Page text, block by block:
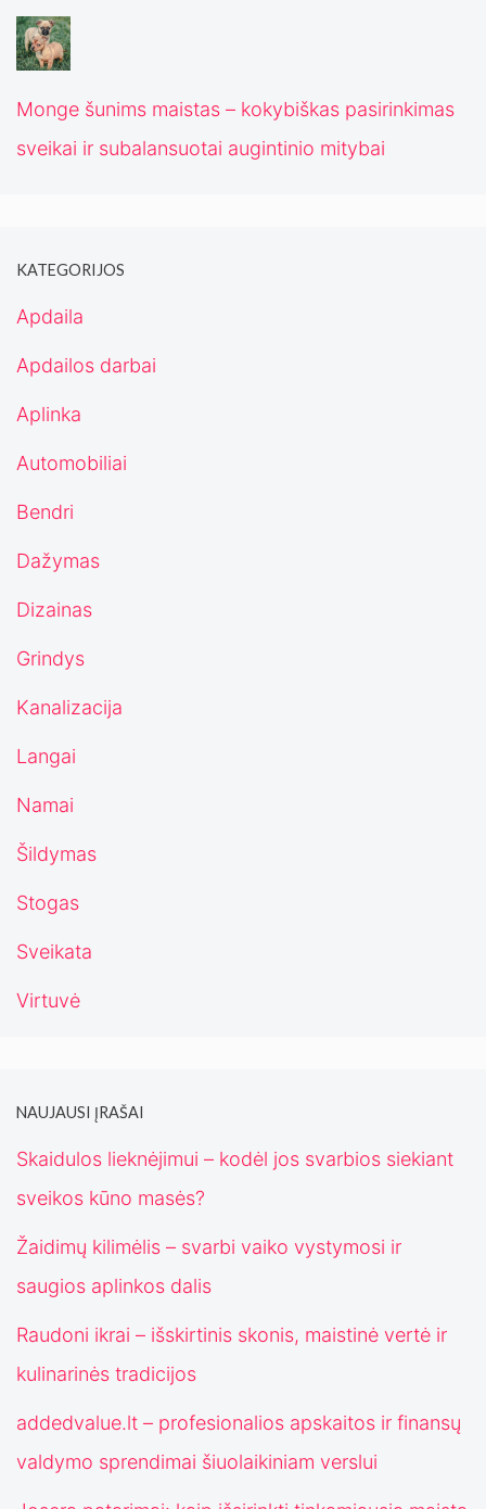
Monge šunims maistas – kokybiškas pasirinkimas
sveikai ir subalansuotai augintinio mitybai
KATEGORIJOS
Apdaila
Apdailos darbai
Aplinka
Automobiliai
Bendri
Dažymas
Dizainas
Grindys
Kanalizacija
Langai
Namai
Šildymas
Stogas
Sveikata
Virtuvė
NAUJAUSI ĮRAŠAI
Skaidulos lieknėjimui – kodėl jos svarbios siekiant
sveikos kūno masės?
Žaidimų kilimėlis – svarbi vaiko vystymosi ir
saugios aplinkos dalis
Raudoni ikrai – išskirtinis skonis, maistinė vertė ir
kulinarinės tradicijos
addedvalue.lt – profesionalios apskaitos ir finansų
valdymo sprendimai šiuolaikiniam verslui